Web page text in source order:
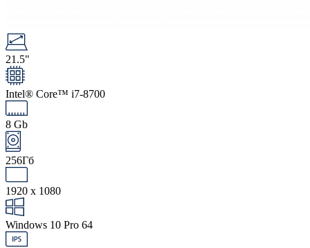
21.5"
Intel® Core™ i7-8700
8 Gb
256Гб
1920 x 1080
Windows 10 Pro 64